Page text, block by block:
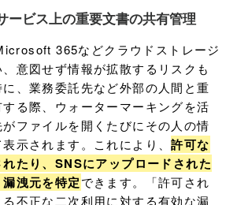
ービス上の重要文書の共有管理
365などクラウドストレージ
意図せず情報が拡散するリスクも
、業務委託先など外部の人間と重
る際、ウォーターマーキングを活
ファイルを開くたびにその人の情
示されます。これにより、許可な
れたり、SNSにアップロードされた
洩元を特定できます。「許可され
不正な二次利用に対する有効な漏